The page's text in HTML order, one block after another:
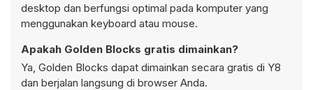
desktop dan berfungsi optimal pada komputer yang
menggunakan keyboard atau mouse.
Apakah Golden Blocks gratis dimainkan?
Ya, Golden Blocks dapat dimainkan secara gratis di Y8
dan berjalan langsung di browser Anda.